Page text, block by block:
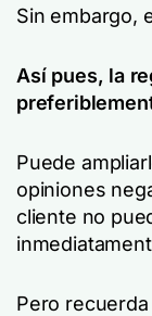
Sin embargo,
Así pues, la
Puede
opiniones
cliente no
Pero